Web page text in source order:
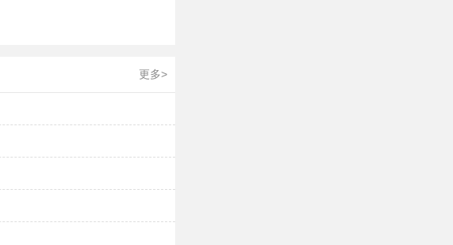
温瑜珈是在高温的地方进
更是要加倍小心，除非是
师在场的地方，较为安
穿着要舒适，便于活动，
的衣服最好，也可以穿着短
至可以赤上身练习。其次
身体的排汗。一条是为了
更多>